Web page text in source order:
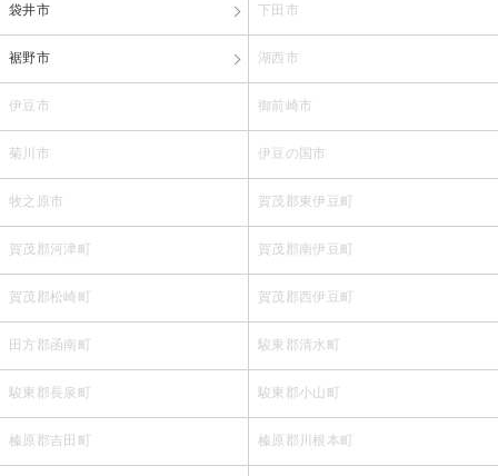
袋井市 下田市
裾野市 湖西市
伊豆市 御前崎市
菊川市 伊豆の国市
牧之原市 賀茂郡東伊豆町
賀茂郡河津町 賀茂郡南伊豆町
賀茂郡松崎町 賀茂郡西伊豆町
田方郡函南町 駿東郡清水町
駿東郡長泉町 駿東郡小山町
榛原郡吉田町 榛原郡川根本町